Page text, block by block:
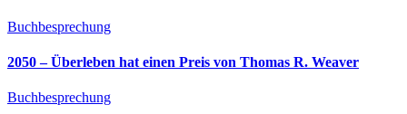
Buchbesprechung
2050 – Überleben hat einen Preis von Thomas R. Weaver
Buchbesprechung